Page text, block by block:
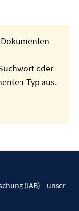
oder
Typ aus.
(IAB) – unser